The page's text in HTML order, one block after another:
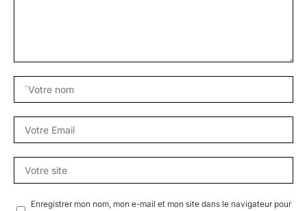
Enregistrer mon nom, mon e-mail et mon site dans le navigateur pour